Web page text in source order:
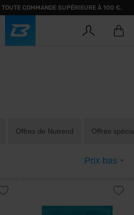
COMMANDE SUPÉRIEURE À 100 €.
Offres de Nutrend Offres
Prix bas